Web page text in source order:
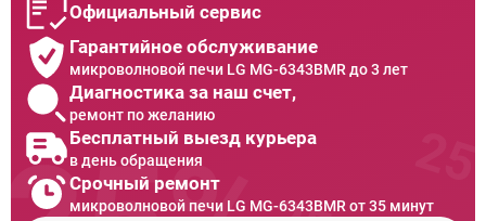
Официальный сервис
Гарантийное обслуживание
микроволновой печи LG MG-6343BMR до 3 лет
Диагностика за наш счет,
ремонт по желанию
Бесплатный выезд курьера
в день обращения
Срочный ремонт
микроволновой печи LG MG-6343BMR от 35 минут